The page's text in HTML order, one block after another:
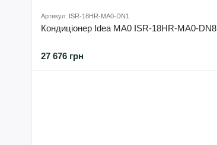
Артикул: ISR-18HR-MA0-DN1
Кондиціонер Idea MA0 ISR-18HR-MA0-DN8
27 676 грн